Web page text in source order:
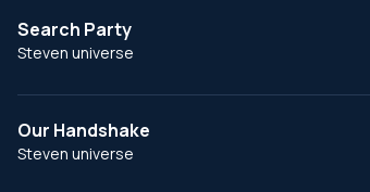
Search Party
Steven universe
Our Handshake
Steven universe